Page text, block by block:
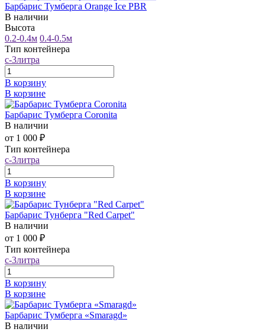
Барбарис Тумберга Orange Ice PBR
В наличии
Высота
0.2-0.4м 0.4-0.5м
Тип контейнера
с-3литра
В корзину
В корзине
Барбарис Тумберга Coronita
В наличии
от 1 000 ₽
Тип контейнера
с-3литра
В корзину
В корзине
Барбарис Тунберга "Red Carpet"
В наличии
от 1 000 ₽
Тип контейнера
с-3литра
В корзину
В корзине
Барбарис Тумберга «Smaragd»
В наличии